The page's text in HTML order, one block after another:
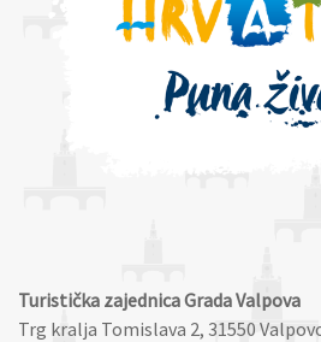
Turistička zajednica Grada Valpova
Trg kralja Tomislava 2, 31550